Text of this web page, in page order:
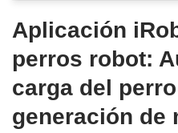
Aplicación
perros robot:
carga del
generación de